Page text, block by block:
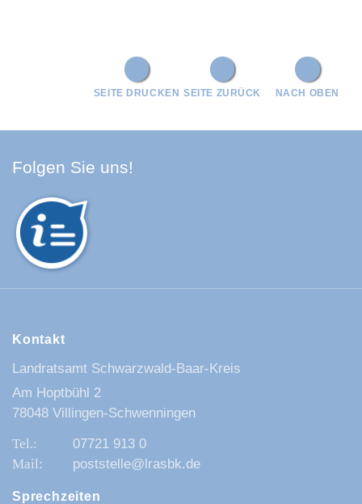
NACH OBEN
SEITE ZURÜCK
SEITE DRUCKEN
Folgen Sie uns!
Kontakt
Landratsamt Schwarzwald-Baar-Kreis
Am Hoptbühl 2
78048 Villingen-Schwenningen
07721 913 0
poststelle@lrasbk.de
Sprechzeiten